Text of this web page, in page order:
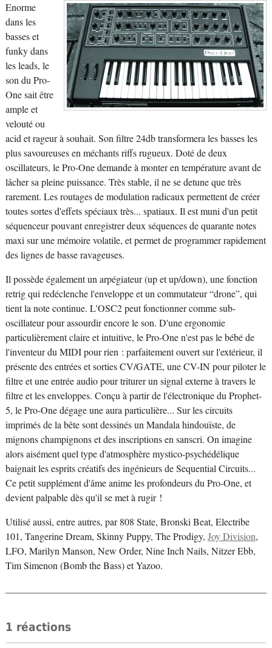
Enorme
dans les
basses et
funky dans
les leads, le
son du Pro-
One sait être
ample et
velouté ou
acid et rageur à souhait. Son filtre 24db transformera les basses les
plus savoureuses en méchants riffs rugueux. Doté de deux
oscillateurs, le Pro-One demande à monter en température avant de
lâcher sa pleine puissance. Très stable, il ne se detune que très
rarement. Les routages de modulation radicaux permettent de créer
toutes sortes d'effets spéciaux très... spatiaux. Il est muni d'un petit
séquenceur pouvant enregistrer deux séquences de quarante notes
maxi sur une mémoire volatile, et permet de programmer rapidement
des lignes de basse ravageuses.
Il possède également un arpégiateur (up et up/down), une fonction
retrig qui redéclenche l'enveloppe et un commutateur “drone”, qui
tient la note continue. L'OSC2 peut fonctionner comme sub-
oscillateur pour assourdir encore le son. D'une ergonomie
particulièrement claire et intuitive, le Pro-One n'est pas le bébé de
l'inventeur du MIDI pour rien : parfaitement ouvert sur l'extérieur, il
présente des entrées et sorties CV/GATE, une CV-IN pour piloter le
filtre et une entrée audio pour triturer un signal externe à travers le
filtre et les enveloppes. Conçu à partir de l'électronique du Prophet-
5, le Pro-One dégage une aura particulière... Sur les circuits
imprimés de la bête sont dessinés un Mandala hindouïste, de
mignons champignons et des inscriptions en sanscri. On imagine
alors aisément quel type d'atmosphère mystico-psychédélique
baignait les esprits créatifs des ingénieurs de Sequential Circuits...
Ce petit supplément d'âme anime les profondeurs du Pro-One, et
devient palpable dès qu'il se met à rugir !
Utilisé aussi, entre autres, par 808 State, Bronski Beat, Electribe
101, Tangerine Dream, Skinny Puppy, The Prodigy, Joy Division,
LFO, Marilyn Manson, New Order, Nine Inch Nails, Nitzer Ebb,
Tim Simenon (Bomb the Bass) et Yazoo.
1 réactions